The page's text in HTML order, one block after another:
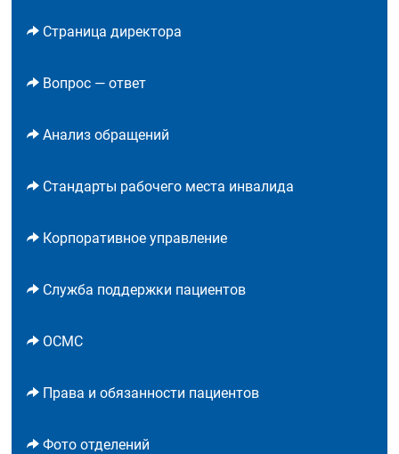
Страница директора
Вопрос — ответ
Анализ обращений
Стандарты рабочего места инвалида
Корпоративное управление
Служба поддержки пациентов
ОСМС
Права и обязанности пациентов
Фото отделений